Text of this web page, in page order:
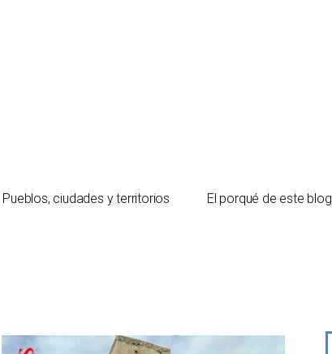
Pueblos, ciudades y territorios El porqué de este blog